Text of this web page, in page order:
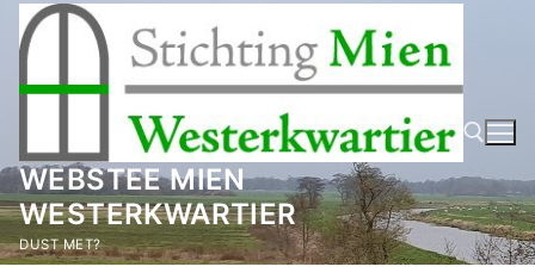
naar
inhoud
WEBSTEE MIEN
WESTERKWARTIER
DUST MET? Zoeken naar: